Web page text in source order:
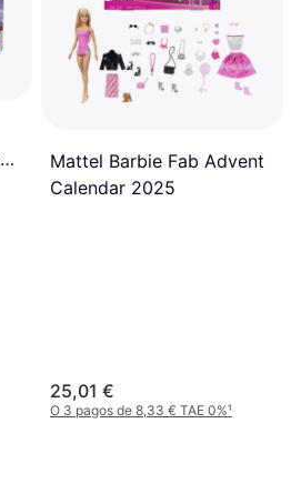
Mattel Barbie Fab Advent
Calendar 2025
25,01 €
O 3 pagos de 8,33 € TAE 0%¹